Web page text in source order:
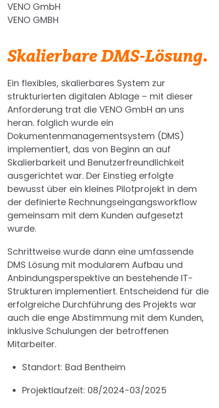
VENO GmbH
VENO GMBH
Skalierbare DMS-Lösung.
Ein flexibles, skalierbares System zur
strukturierten digitalen Ablage – mit dieser
Anforderung trat die VENO GmbH an uns
heran. folglich wurde ein
Dokumentenmanagementsystem (DMS)
implementiert, das von Beginn an auf
Skalierbarkeit und Benutzerfreundlichkeit
ausgerichtet war. Der Einstieg erfolgte
bewusst über ein kleines Pilotprojekt in dem
der definierte Rechnungseingangsworkflow
gemeinsam mit dem Kunden aufgesetzt
wurde.
Schrittweise wurde dann eine umfassende
DMS Lösung mit modularem Aufbau und
Anbindungsperspektive an bestehende IT-
Strukturen implementiert. Entscheidend für die
erfolgreiche Durchführung des Projekts war
auch die enge Abstimmung mit dem Kunden,
inklusive Schulungen der betroffenen
Mitarbeiter.
Standort: Bad Bentheim
Projektlaufzeit: 08/2024-03/2025